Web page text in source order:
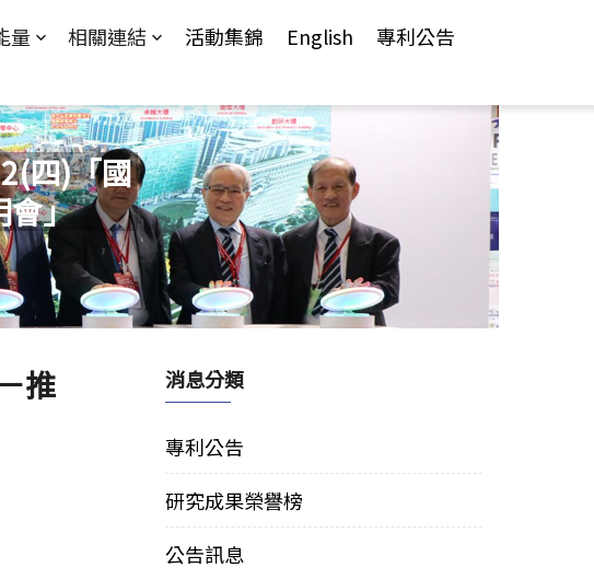
量 相關連結 活動集錦 English 專利公告
四)「國
會」
推
消息分類
專利公告
研究成果榮譽榜
公告訊息